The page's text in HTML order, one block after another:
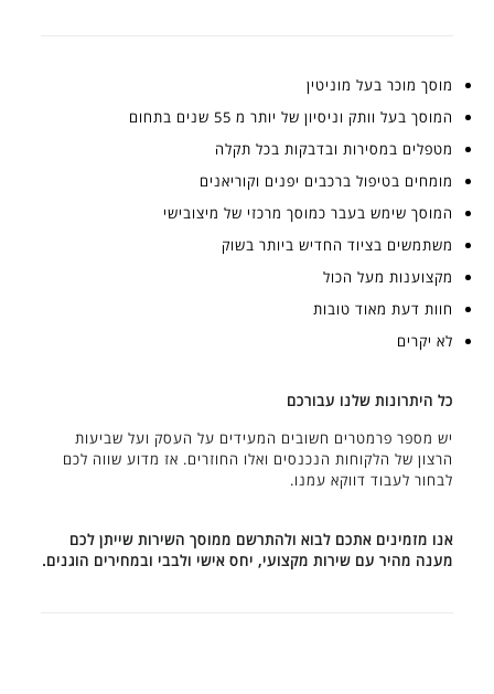
מוסך מוכר בעל מוניטין
המוסך בעל וותק וניסיון של יותר מ 55 שנים בתחום
מטפלים במסירות ובדבקות בכל תקלה
מומחים בטיפול ברכבים יפנים וקוריאנים
המוסך שימש בעבר כמוסך מרכזי של מיצובישי
משתמשים בציוד החדיש ביותר בשוק
מקצוענות מעל הכול
חוות דעת מאוד טובות
לא יקרים
כל היתרונות שלנו עבורכם
יש מספר פרמטרים חשובים המעידים על העסק ועל שביעות
הרצון של הלקוחות הנכנסים ואלו החוזרים. אז מדוע שווה לכם
לבחור לעבוד דווקא עמנו.
אנו מזמינים אתכם לבוא ולהתרשם ממוסך השירות שייתן לכם
מענה מהיר עם שירות מקצועי, יחס אישי ולבבי ובמחירים הוגנים.